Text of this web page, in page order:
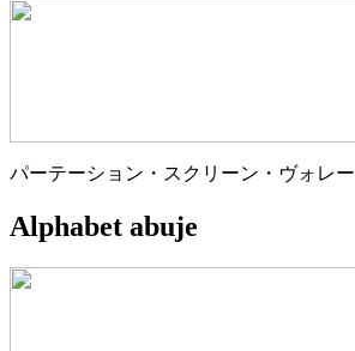
パーテーション・スクリーン・ヴォレー
Alphabet abuje